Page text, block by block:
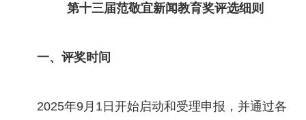
第十三届范敬宜新闻教育奖评选细则
一、评奖时间
2025年9月1日开始启动和受理申报，并通过各